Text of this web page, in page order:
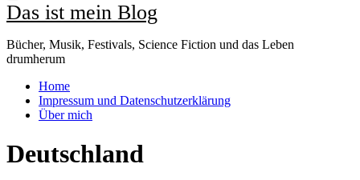
Das ist mein Blog
Bücher, Musik, Festivals, Science Fiction und das Leben
drumherum
Home
Impressum und Datenschutzerklärung
Über mich
Deutschland